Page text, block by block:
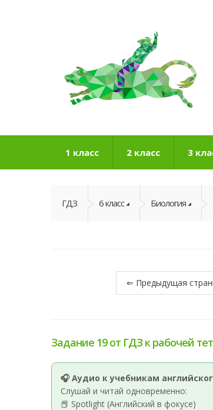
1 класс 2 класс 3
ГДЗ 6 класс Биология
⇐ Предыдущая
Задание 19 от ГДЗ к рабочей
🎧 Аудио к учебникам
Слушай и читай одновременно:
📕 Spotlight (Английский в фокусе)